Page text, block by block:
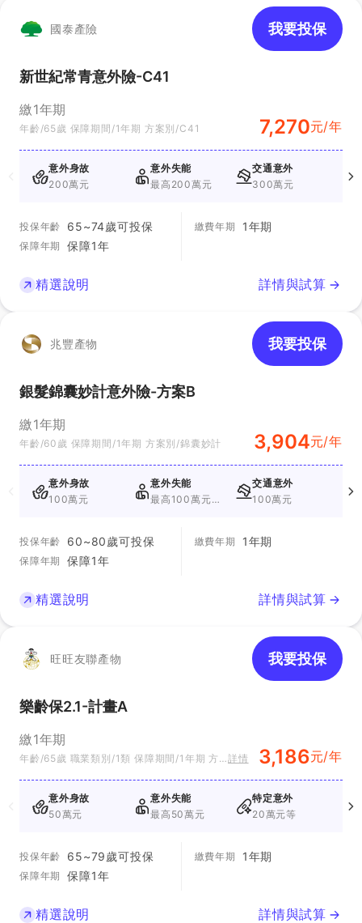
國泰產險 我要投保
新世紀常青意外險-C41
繳1年期
年齡/65歲 保障期間/1年期 方案別/C41 7,270元/年
意外身故
200萬元
意外失能
最高200萬元
交通意外
300萬元
投保年齡 65~74歲可投保
保障年期 保障1年
繳費年期 1年期
精選說明 詳情與試算
兆豐產物 我要投保
銀髮錦囊妙計意外險-方案B
繳1年期
年齡/60歲 保障期間/1年期 方案別/錦囊妙計 3,904元/年
意外身故
100萬元
意外失能
最高100萬元
交通意外
100萬元
投保年齡 60~80歲可投保
保障年期 保障1年
繳費年期 1年期
精選說明 詳情與試算
旺旺友聯產物 我要投保
樂齡保2.1-計畫A
繳1年期
年齡/65歲 職業類別/1類 保障期間/1年期 方
詳情 3,186元/年
意外身故
50萬元
意外失能
最高50萬元
特定意外
20萬元等
投保年齡 65~79歲可投保
保障年期 保障1年
繳費年期 1年期
精選說明 詳情與試算